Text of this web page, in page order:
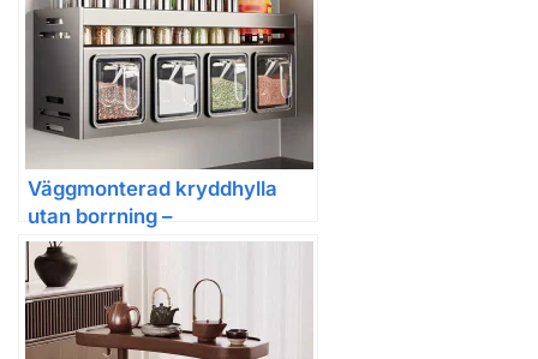
Väggmonterad kryddhylla
utan borrning –
multifunktionell
kryddförvaring för kök, bänk
och skåp